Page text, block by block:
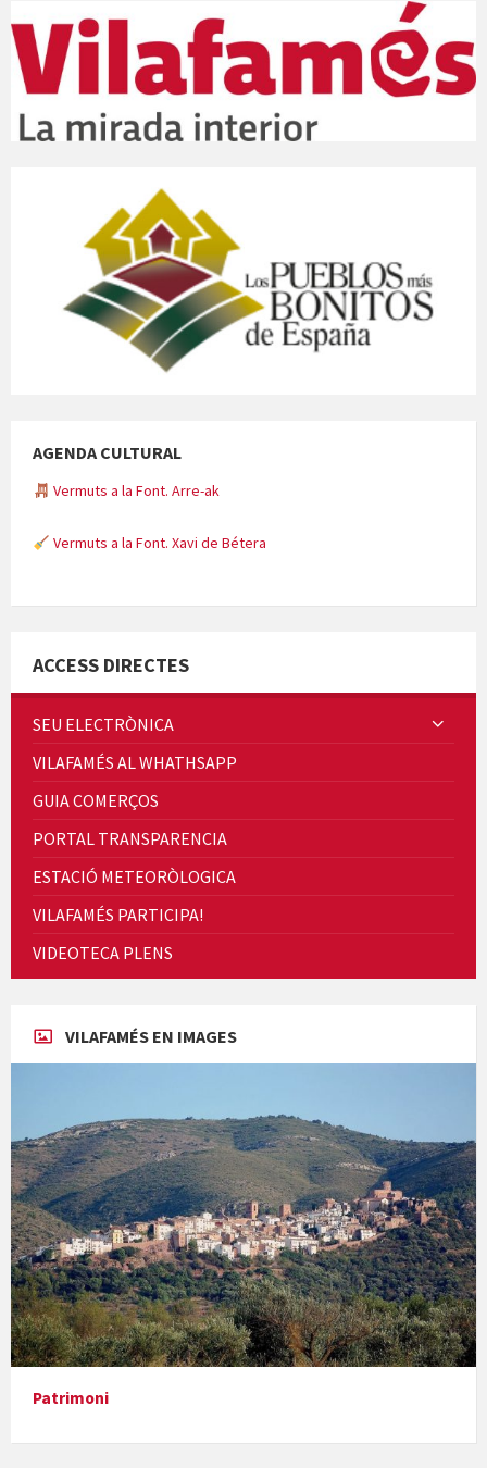
AGENDA CULTURAL
Vermuts a la Font. Arre-ak
Vermuts a la Font. Xavi de Bétera
Quintà Culroja
Cicle de Cine i Dones rurals
Concerts al Museu
Presentació del llibre &quot;La mare&quot;, d'Emma Zafon
ACCESS DIRECTES
SEU ELECTRÒNICA
VILAFAMÉS AL WHATHSAPP
GUIA COMERÇOS
PORTAL TRANSPARENCIA
ESTACIÓ METEORÒLOGICA
VILAFAMÉS PARTICIPA!
VIDEOTECA PLENS
VILAFAMÉS EN IMAGES
Patrimoni